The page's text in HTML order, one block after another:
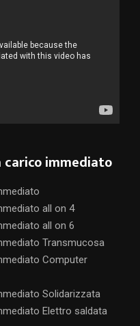
immediato
all on 4
all on 6
Transmucosa
Computer
Solidarizzata
Elettro saldata